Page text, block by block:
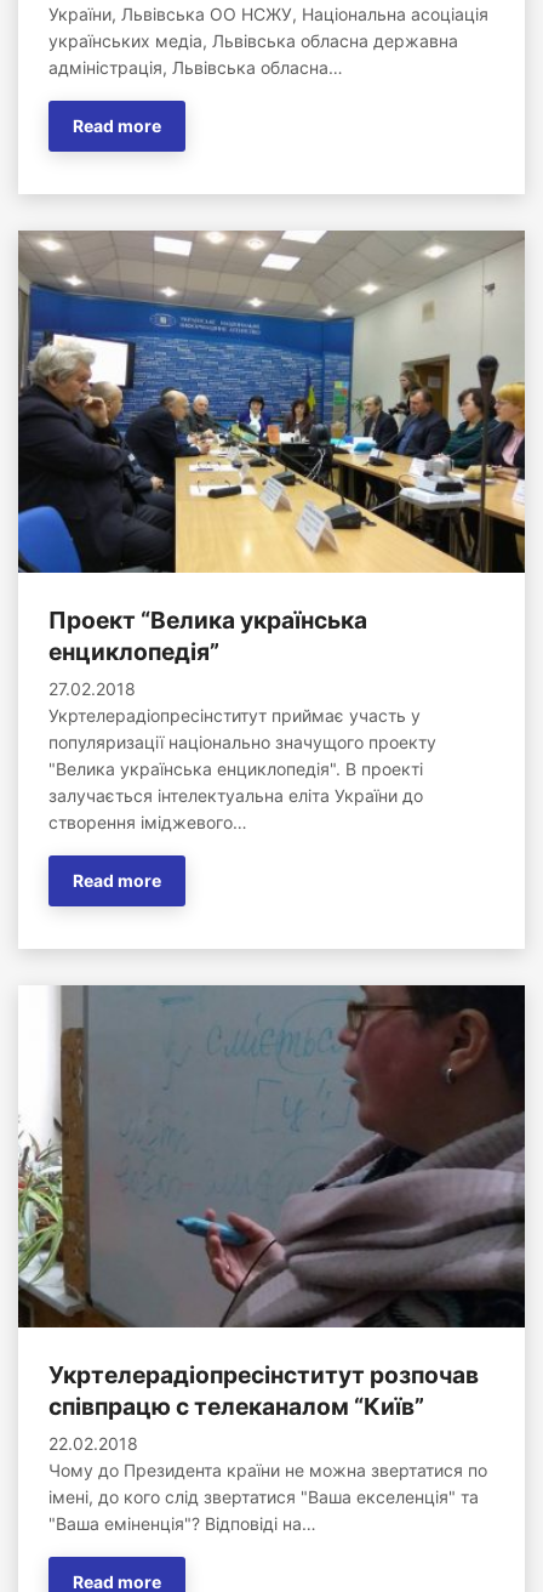
України, Львівська ОО НСЖУ, Національна асоціація
українських медіа, Львівська обласна державна
адміністрація, Львівська обласна…
Read more
Проект “Велика українська
енциклопедія”
27.02.2018
Укртелерадіопресінститут приймає участь у
популяризації національно значущого проекту
"Велика українська енциклопедія". В проекті
залучається інтелектуальна еліта України до
створення іміджевого…
Read more
Укртелерадіопресінститут розпочав
співпрацю с телеканалом “Київ”
22.02.2018
Чому до Президента країни не можна звертатися по
імені, до кого слід звертатися "Ваша екселенція" та
"Ваша еміненція"? Відповіді на…
Read more